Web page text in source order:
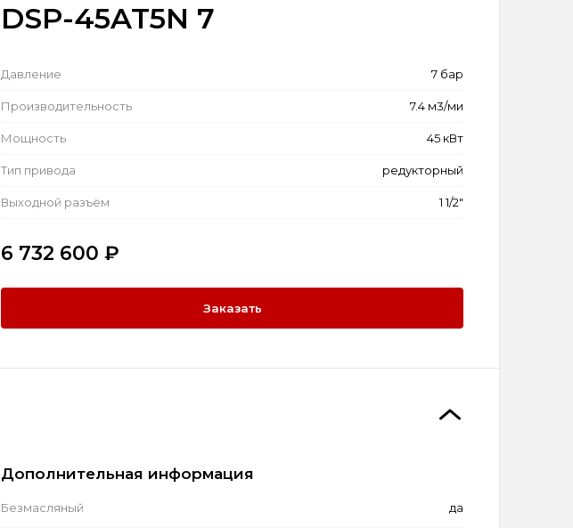
DSP-45AT5N 7
Давление 7 бар
Производительность 7.4 м3/ми
Мощность 45 кВт
Тип привода редукторный
Выходной разъём 1 1/2"
6 732 600 ₽
Заказать
Дополнительная информация
Безмасляный да